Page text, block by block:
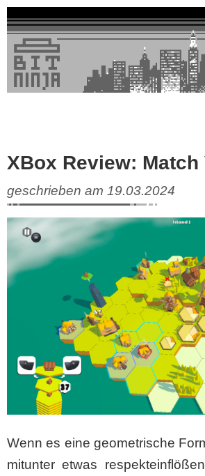
XBox Review:
geschrieben am 19.03.2024
Wenn es eine geometrische
mitunter etwas